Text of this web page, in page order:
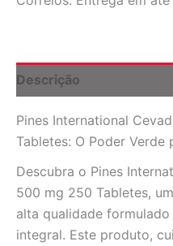
Pó
Tabletes:
Saúde
Vitalidade
quantidade
Descrição
Pines International
Tabletes: O Poder Verde
Descubra o Pines
500 mg 250 Tabletes,
alta qualidade
integral. Este produto,